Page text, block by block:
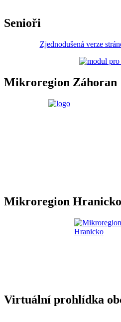
Senioři
Zjednodušená verze
Mikroregion Záhoran
Mikroregion Hranicko
Virtuální prohlídka